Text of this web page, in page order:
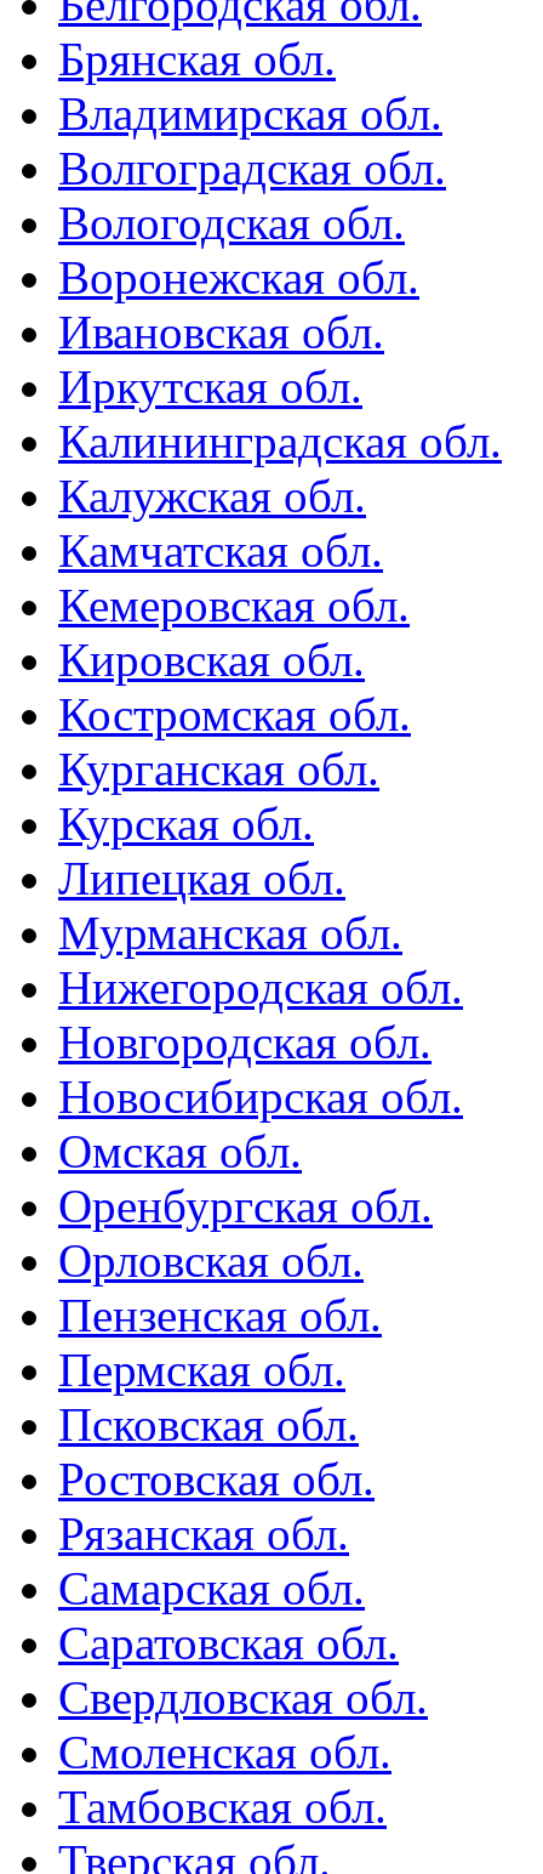
Брянская обл.
Владимирская обл.
Волгоградская обл.
Вологодская обл.
Воронежская обл.
Ивановская обл.
Иркутская обл.
Калининградская обл.
Калужская обл.
Камчатская обл.
Кемеровская обл.
Кировская обл.
Костромская обл.
Курганская обл.
Курская обл.
Липецкая обл.
Мурманская обл.
Нижегородская обл.
Новгородская обл.
Новосибирская обл.
Омская обл.
Оренбургская обл.
Орловская обл.
Пензенская обл.
Пермская обл.
Псковская обл.
Ростовская обл.
Рязанская обл.
Самарская обл.
Саратовская обл.
Свердловская обл.
Смоленская обл.
Тамбовская обл.
Тверская обл.